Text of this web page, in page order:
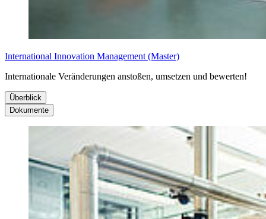
International Innovation Management (Master)
Internationale Veränderungen anstoßen, umsetzen und bewerten!
Überblick
zulassungsfrei
Semesteranzahl: 3 oder 4 Semester (abhängig vom Erst-Studium)
ECTS : 90 ECTS (3 Semester) oder 120 ECTS (4 Semester)
Vorlesungssprache:
Englisch
Dokumente
Studienplan 3
Studienplan 4
Modulbeschreibung